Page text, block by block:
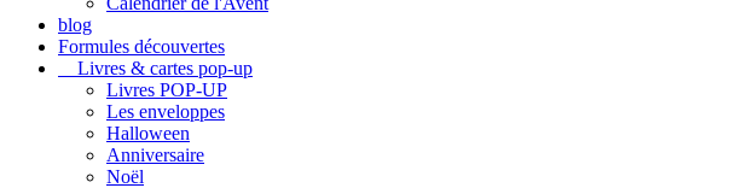
blog
Formules découvertes
Livres & cartes pop-up
Livres POP-UP
Les enveloppes
Halloween
Anniversaire
Noël